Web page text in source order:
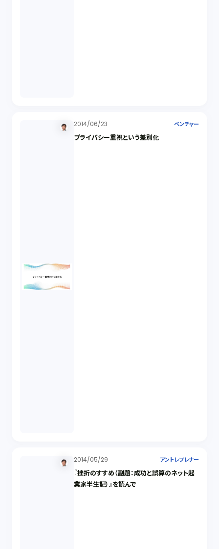
2014/06/23 ベンチャー
プライバシー重視という差別化
2014/05/29 アントレプレナー
『挫折のすすめ（副題：成功と誤算のネット起
業家半生記）』を読んで